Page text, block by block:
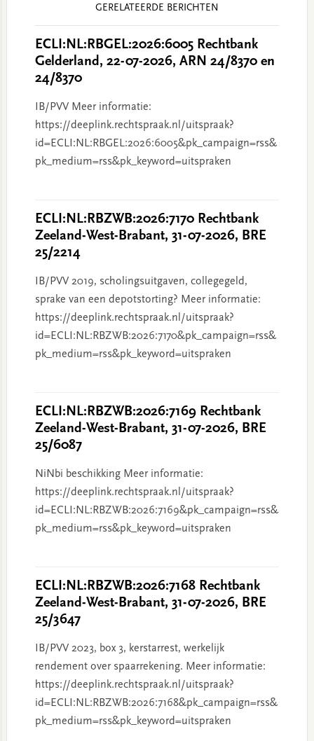
GERELATEERDE BERICHTEN
ECLI:NL:RBGEL:2026:6005 Rechtbank
Gelderland, 22-07-2026, ARN 24/8370 en
24/8370
IB/PVV Meer informatie:
https://deeplink.rechtspraak.nl/uitspraak?
id=ECLI:NL:RBGEL:2026:6005&pk_campaign=rss&
pk_medium=rss&pk_keyword=uitspraken
ECLI:NL:RBZWB:2026:7170 Rechtbank
Zeeland-West-Brabant, 31-07-2026, BRE
25/2214
IB/PVV 2019, scholingsuitgaven, collegegeld,
sprake van een depotstorting? Meer informatie:
https://deeplink.rechtspraak.nl/uitspraak?
id=ECLI:NL:RBZWB:2026:7170&pk_campaign=rss&
pk_medium=rss&pk_keyword=uitspraken
ECLI:NL:RBZWB:2026:7169 Rechtbank
Zeeland-West-Brabant, 31-07-2026, BRE
25/6087
NiNbi beschikking Meer informatie:
https://deeplink.rechtspraak.nl/uitspraak?
id=ECLI:NL:RBZWB:2026:7169&pk_campaign=rss&
pk_medium=rss&pk_keyword=uitspraken
ECLI:NL:RBZWB:2026:7168 Rechtbank
Zeeland-West-Brabant, 31-07-2026, BRE
25/3647
IB/PVV 2023, box 3, kerstarrest, werkelijk
rendement over spaarrekening. Meer informatie:
https://deeplink.rechtspraak.nl/uitspraak?
id=ECLI:NL:RBZWB:2026:7168&pk_campaign=rss&
pk_medium=rss&pk_keyword=uitspraken